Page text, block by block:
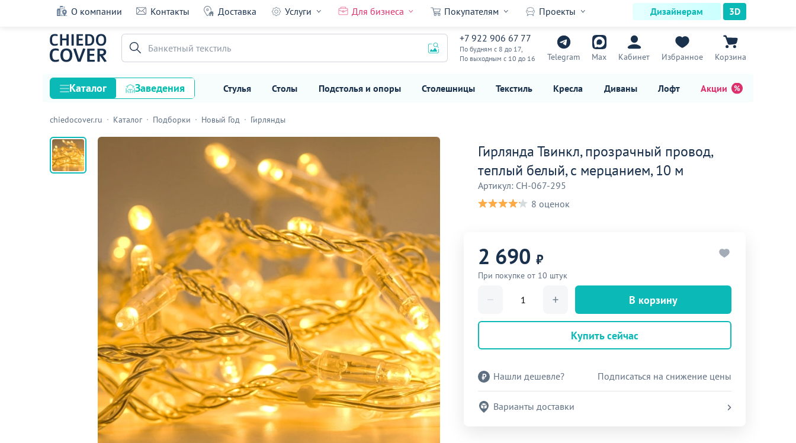
О компании Контакты Доставка Услуги Для бизнеса Покупателям Проекты Дизайнерам 3D
+7 922 906 67 77
По будням с 8 до 17,
По выходным с 10 до 16
Telegram Max Кабинет Избранное Корзина
Банкетный текстиль
Каталог Заведения Стулья Столы Подстолья и опоры Столешницы Текстиль Кресла Диваны Лофт Акции
Стулья
Столы
Подстолья и опоры
Гостиницы и отели
Мебель для хранения
Комплектующие
Корпусная мебель
Освещение
Оборудование
Для интерьера
Гирлянда Твинкл, прозрачный провод, теплый белый,
с мерцанием, 10 м
2 690
chiedocover.ru Каталог Подборки Новый Год Гирлянды
Гирлянда Твинкл, прозрачный провод,
теплый белый, с мерцанием, 10 м
Артикул: CH-067-295
8 оценок
2 690 ₽
При покупке от 10 штук
В корзину
Купить сейчас
Нашли дешевле? Подписаться на снижение цены
Варианты доставки